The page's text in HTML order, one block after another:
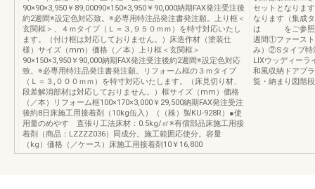
90×90×3,950￥89,00090×150×3,950￥90,000納期FAX発注受注後
約2週間※設定色対応致。※必専用特注品発注書発注願。上り框＜
玄関框＞、４ｍタイプ（Ｌ＝３,９５０ｍｍ）を特寸対応いたし
ます。（付け框は対応しておりません。）床造作材（塗装仕
様）サイズ（mm）価格（／本）上り框＜玄関框＞
90×150×3,950￥90,000納期FAX発注受注後約2週間※設定色対応
致。※必専用特注品発注書発注願。リフォーム框の３ｍタイプ
（Ｌ＝３,０００ｍｍ）を特寸対応いたします。（床見切り材、
段差解消部材は対応しておりません。）框サイズ（mm）価格
（／本）リフォーム框100×170×3,000￥29,500納期FAX発注受注
後約8日床施工用接着剤（10kg缶入）（（株）製KU-928R）●使
用量のめやす 直張り工法床材：0.5kg/㎡※有償部品床施工用接
着剤（商品：LZZZZ036）同成分。施工範囲応使分。容量
（kg）価格（／ケース）床施工用接着剤10￥16,800
セットとなりま
なります（集成
は をご参照く
週間①ファース
み）②Sタイプ特
LIXウッディーラ
和風収納ドアプ
覧・納まり図階